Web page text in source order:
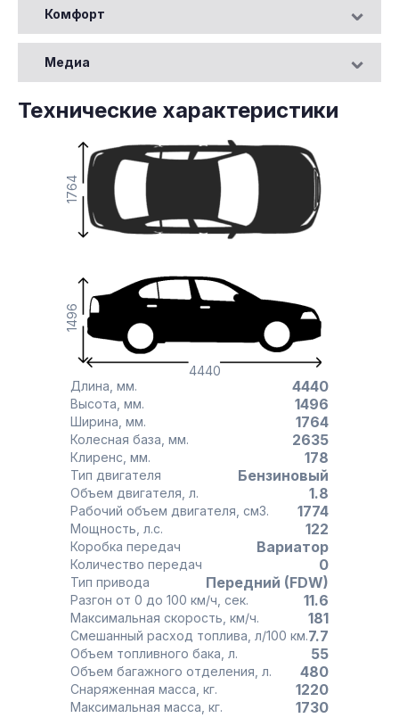
Комфорт
Медиа
Технические характеристики
4440
1496
1764
Длина, мм. 4440
Высота, мм. 1496
Ширина, мм. 1764
Колесная база, мм. 2635
Клиренс, мм. 178
Тип двигателя Бензиновый
Объем двигателя, л. 1.8
Рабочий объем двигателя, см3. 1774
Мощность, л.с. 122
Коробка передач Вариатор
Количество передач 0
Тип привода Передний (FDW)
Разгон от 0 до 100 км/ч, сек. 11.6
Максимальная скорость, км/ч. 181
Смешанный расход топлива, л/100 км.7.7
Объем топливного бака, л. 55
Объем багажного отделения, л. 480
Снаряженная масса, кг. 1220
Максимальная масса, кг. 1730